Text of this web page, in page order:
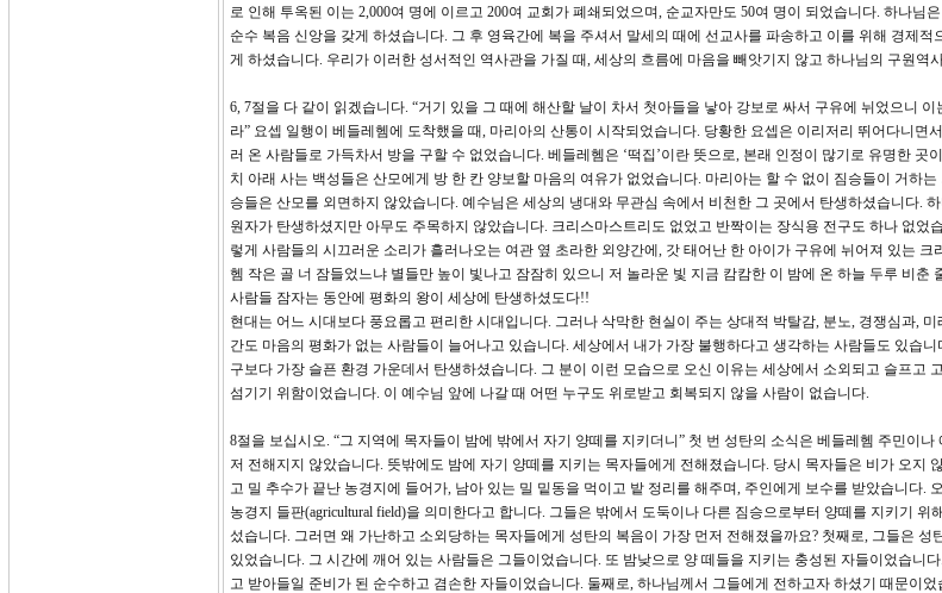
로 인해 투옥된 이는 2,000여 명에 이르고 200여 교회가 폐쇄되었으며, 순교자만도 50여 명이 되었습니다. 하나님
순수 복음 신앙을 갖게 하셨습니다. 그 후 영육간에 복을 주셔서 말세의 때에 선교사를 파송하고 이를 위해 경제적
게 하셨습니다. 우리가 이러한 성서적인 역사관을 가질 때, 세상의 흐름에 마음을 빼앗기지 않고 하나님의 구원역
6, 7절을 다 같이 읽겠습니다. “거기 있을 그 때에 해산할 날이 차서 첫아들을 낳아 강보로 싸서 구유에 뉘었으니
라” 요셉 일행이 베들레헴에 도착했을 때, 마리아의 산통이 시작되었습니다. 당황한 요셉은 이리저리 뛰어다니면
러 온 사람들로 가득차서 방을 구할 수 없었습니다. 베들레헴은 ‘떡집’이란 뜻으로, 본래 인정이 많기로 유명한 곳
치 아래 사는 백성들은 산모에게 방 한 칸 양보할 마음의 여유가 없었습니다. 마리아는 할 수 없이 짐승들이 거하
승들은 산모를 외면하지 않았습니다. 예수님은 세상의 냉대와 무관심 속에서 비천한 그 곳에서 탄생하셨습니다.
원자가 탄생하셨지만 아무도 주목하지 않았습니다. 크리스마스트리도 없었고 반짝이는 장식용 전구도 하나 없었
렇게 사람들의 시끄러운 소리가 흘러나오는 여관 옆 초라한 외양간에, 갓 태어난 한 아이가 구유에 뉘어져 있는 크
헴 작은 골 너 잠들었느냐 별들만 높이 빛나고 잠잠히 있으니 저 놀라운 빛 지금 캄캄한 이 밤에 온 하늘 두루 비춘
사람들 잠자는 동안에 평화의 왕이 세상에 탄생하셨도다!!
현대는 어느 시대보다 풍요롭고 편리한 시대입니다. 그러나 삭막한 현실이 주는 상대적 박탈감, 분노, 경쟁심과,
간도 마음의 평화가 없는 사람들이 늘어나고 있습니다. 세상에서 내가 가장 불행하다고 생각하는 사람들도 있습
구보다 가장 슬픈 환경 가운데서 탄생하셨습니다. 그 분이 이런 모습으로 오신 이유는 세상에서 소외되고 슬프고
섬기기 위함이었습니다. 이 예수님 앞에 나갈 때 어떤 누구도 위로받고 회복되지 않을 사람이 없습니다.
8절을 보십시오. “그 지역에 목자들이 밤에 밖에서 자기 양떼를 지키더니” 첫 번 성탄의 소식은 베들레헴 주민이나
저 전해지지 않았습니다. 뜻밖에도 밤에 자기 양떼를 지키는 목자들에게 전해졌습니다. 당시 목자들은 비가 오지
고 밀 추수가 끝난 농경지에 들어가, 남아 있는 밀 밑동을 먹이고 밭 정리를 해주며, 주인에게 보수를 받았습니다.
농경지 들판(agricultural field)을 의미한다고 합니다. 그들은 밖에서 도둑이나 다른 짐승으로부터 양떼를 지키기 위
섰습니다. 그러면 왜 가난하고 소외당하는 목자들에게 성탄의 복음이 가장 먼저 전해졌을까요? 첫째로, 그들은 성
있었습니다. 그 시간에 깨어 있는 사람들은 그들이었습니다. 또 밤낮으로 양 떼들을 지키는 충성된 자들이었습니
고 받아들일 준비가 된 순수하고 겸손한 자들이었습니다. 둘째로, 하나님께서 그들에게 전하고자 하셨기 때문이